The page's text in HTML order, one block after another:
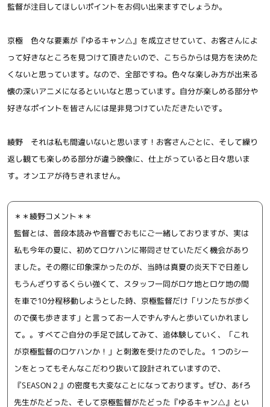
監督が注目してほしいポイントをお伺い出来ますでしょうか。
京極 色々な要素が『ゆるキャン△』を成立させていて、お客さんによ
って好きなところを見つけて頂きたいので、こちらからは見方を決めた
くないと思っています。なので、全部ですね。色々な楽しみ方が出来る
懐の深いアニメになるといいなと思っています。自分が楽しめる部分や
好きなポイントを皆さんには是非見つけていただきたいです。
綾野 それは私も間違いないと思います！お客さんごとに、そして繰り
返し観ても楽しめる部分が違う映像に、仕上がっていると日々思いま
す。オンエアが待ちきれません。
＊＊綾野コメント＊＊
監督とは、普段本読みや音響でおもにご一緒しておりますが、実は
私も今年の夏に、初めてロケハンに帯同させていただく機会があり
ました。その際に印象深かったのが、当時は真夏の炎天下で日差し
もうんざりするくらい強くて、スタッフ一同がロケ地とロケ地の間
を車で10分程移動しようとした時、京極監督だけ「リンたちが歩く
ので僕も歩きます」と言ってお一人でずんずんと歩いていかれまし
て。。すべてご自分の手足で試してみて、追体験していく、「これ
が京極監督のロケハンか！」と刺激を受けたのでした。１つのシー
ンをとってもそんなこだわり抜いて設計されていますので、
『SEASON２』の密度も大変なことになっております。ぜひ、あfろ
先生がたどった、そして京極監督がたどった『ゆるキャン△』とい